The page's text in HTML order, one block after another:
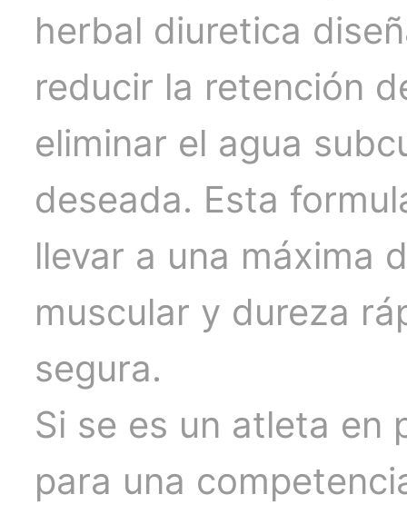
herbal diuretica
reducir la retención
eliminar el agua
deseada. Esta
llevar a una máxima
muscular y dureza
segura.
Si se es un atleta en
para una